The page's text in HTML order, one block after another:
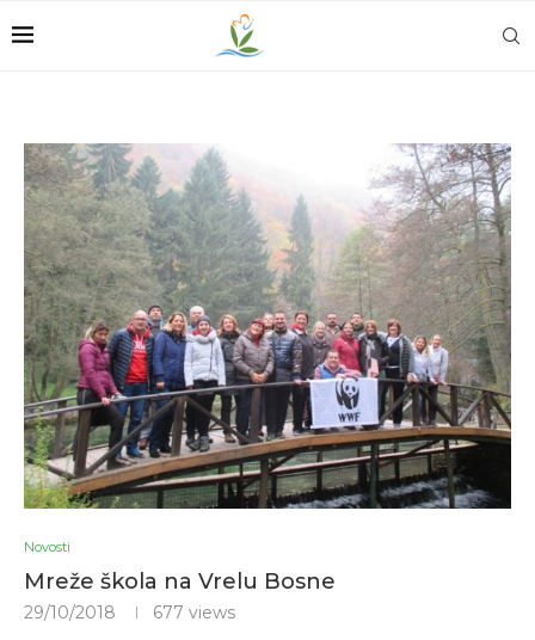
Novosti
Mreže škola na Vrelu Bosne
29/10/2018 677 views